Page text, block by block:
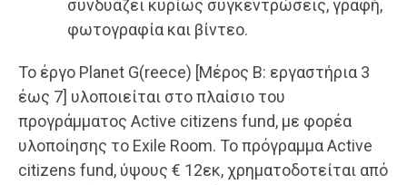
συνδυάζει κυρίως συγκεντρώσεις, γραφή,
φωτογραφία και βίντεο.
Το έργο Planet G(reece) [Μέρος Β: εργαστήρια 3
έως 7] υλοποιείται στο πλαίσιο του
προγράμματος Active citizens fund, με φορέα
υλοποίησης το Exile Room. Το πρόγραμμα Active
citizens fund, ύψους € 12εκ, χρηματοδοτείται από